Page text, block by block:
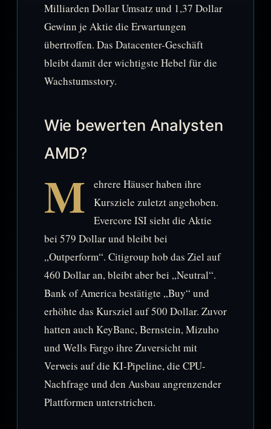
Milliarden Dollar Umsatz und 1,37 Dollar
Gewinn je Aktie die Erwartungen
übertroffen. Das Datacenter-Geschäft
bleibt damit der wichtigste Hebel für die
Wachstumsstory.
Wie bewerten Analysten
AMD?
M
ehrere Häuser haben ihre
Kursziele zuletzt angehoben.
Evercore ISI sieht die Aktie
bei 579 Dollar und bleibt bei
„Outperform“. Citigroup hob das Ziel auf
460 Dollar an, bleibt aber bei „Neutral“.
Bank of America bestätigte „Buy“ und
erhöhte das Kursziel auf 500 Dollar. Zuvor
hatten auch KeyBanc, Bernstein, Mizuho
und Wells Fargo ihre Zuversicht mit
Verweis auf die KI-Pipeline, die CPU-
Nachfrage und den Ausbau angrenzender
Plattformen unterstrichen.